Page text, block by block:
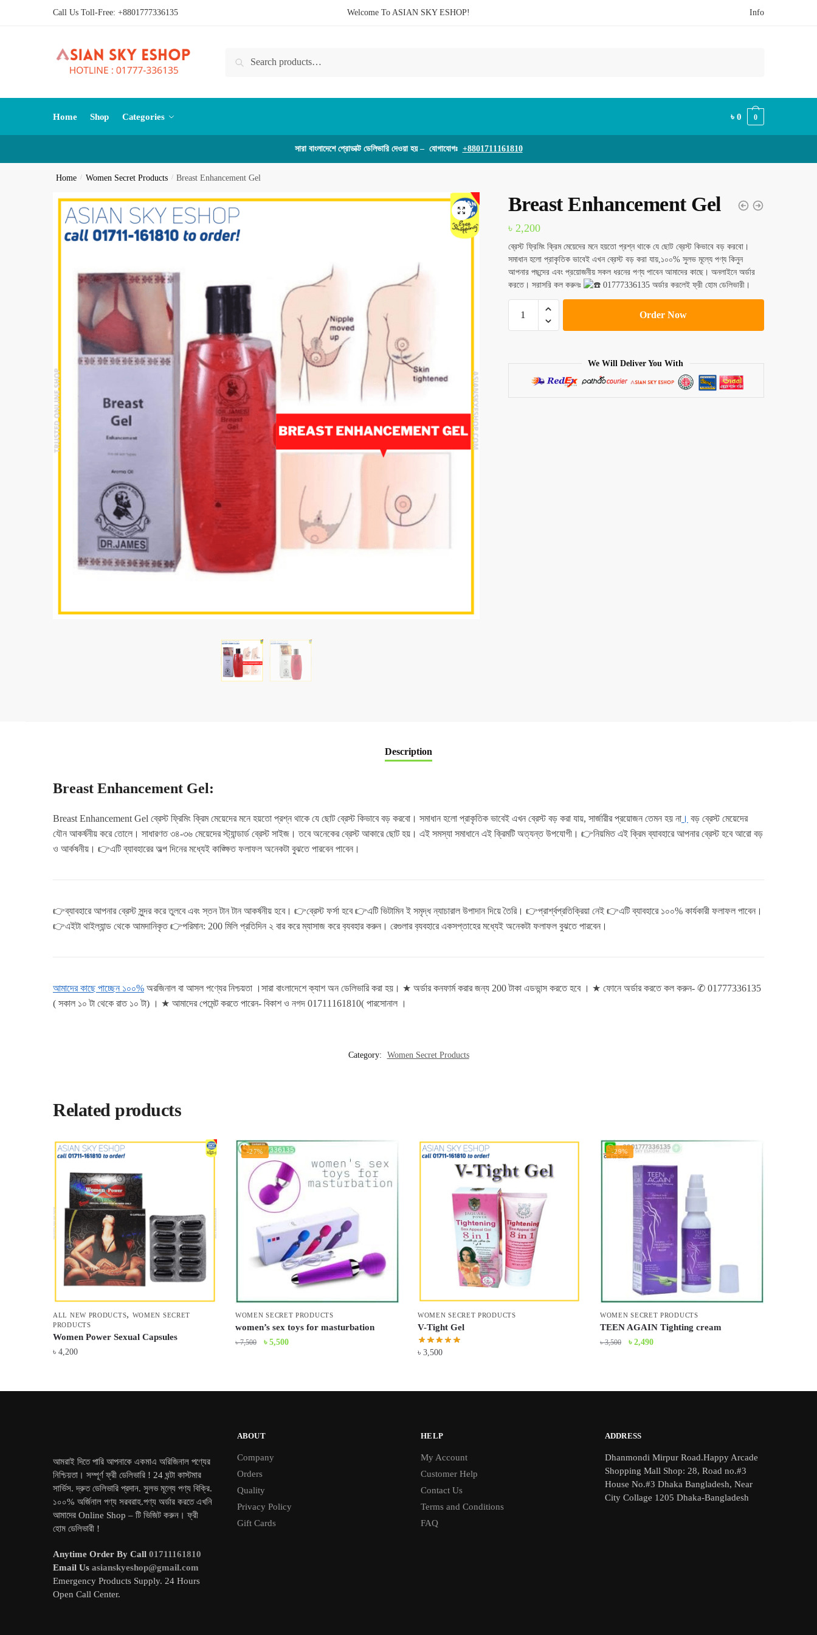
Call Us Toll-Free: +8801777336135 Welcome To ASIAN SKY ESHOP! Info
Search
Home Shop Categories ৳0 0
সারা বাংলাদেশে প্রোডাক্ট ডেলিভারি দেওয়া হয় – যোগাযোগঃ +8801711161810
Home / Women Secret Products / Breast Enhancement Gel
🔍 Breast Enhancement Gel
৳ 2,200
ব্রেস্ট ফ্রিমিং ক্রিম মেয়েদের মনে হয়তো প্রশ্ন থাকে যে ছোট ব্রেস্ট কিভাবে বড় করবো।
সমাধান হলো প্রাকৃতিক ভাবেই এখন ব্রেস্ট বড় করা যায়,১০০% সুলভ মূল্যে পণ্য কিনুন
আপনার পছন্দের এবং প্রয়োজনীয় সকল ধরনের পণ্য পাবেন আমাদের কাছে। অনলাইনে অর্ডার
করতে। সরাসরি কল করুনঃ
01777336135 অর্ডার করলেই ফ্রী হোম ডেলিভারী।
Enhancement
Order Now
We Will Deliver You With
Description
Breast Enhancement Gel:
Breast Enhancement Gel ব্রেস্ট ফ্রিমিং ক্রিম মেয়েদের মনে হয়তো প্রশ্ন থাকে যে ছোট ব্রেস্ট কিভাবে বড় করবো। সমাধান হলো প্রাকৃতিক ভাবেই এখন ব্রেস্ট বড় করা যায়, সার্জারীর প্রয়োজন তেমন হয় না । বড় ব্রেস্ট মেয়েদের
যৌন আকর্ষনীয় করে তোলে। সাধারণত ৩৪-৩৬ মেয়েদের স্ট্যান্ডার্ড ব্রেস্ট সাইজ। তবে অনেকের ব্রেস্ট আকারে ছোট হয়। এই সমস্যা সমাধানে এই ক্রিমটি অত্যন্ত উপযোগী। 👉নিয়মিত এই ক্রিম ব্যাবহারে আপনার ব্রেস্ট হবে আরো বড়
ও আর্কষনীয়। 👉এটি ব্যাবহারের অল্প দিনের মধ্যেই কাঙ্ক্ষিত ফলাফল অনেকটা বুঝতে পারবেন পাবেন।
👉ব্যাবহারে আপনার ব্রেস্ট সুন্দর করে তুলবে এবং স্তন টান টান আকর্ষনীয় হবে। 👉ব্রেস্ট ফর্সা হবে 👉এটি ভিটামিন ই সমৃদ্ধ ন্যাচারাল উপাদান দিয়ে তৈরি। 👉প্রার্শ্বপ্রতিক্রিয়া নেই 👉এটি ব্যাবহারে ১০০% কার্যকারী ফলাফল পাবেন।
👉এইটা থাইল্যান্ড থেকে আমদানিকৃত 👉পরিমান: 200 মিলি প্রতিদিন ২ বার করে ম্যাসাজ করে ব‍্যবহার করুন। রেগুলার ব‍্যবহারে একসপ্তাহের মধ্যেই অনেকটা ফলাফল বুঝতে পারবেন।
আমাদের কাছে পাচ্ছেন ১০০% অরজিনাল বা আসল পণ্যের নিশ্চয়তা ।সারা বাংলাদেশে ক্যাশ অন ডেলিভারি করা হয়। ★ অর্ডার কনফার্ম করার জন্য 200 টাকা এডভান্স করতে হবে । ★ ফোনে অর্ডার করতে কল করুন- ✆ 01777336135
( সকাল ১০ টা থেকে রাত ১০ টা) । ★ আমাদের পেমেন্ট করতে পারেন- বিকাশ ও নগদ 01711161810( পারসোনাল ।
Category: Women Secret Products
Related products
ALL NEW PRODUCTS, WOMEN SECRET
PRODUCTS
Women Power Sexual Capsules
৳4,200
-27%
WOMEN SECRET PRODUCTS
women’s sex toys for masturbation
৳7,500
Original
৳ 5,500Current
WOMEN SECRET PRODUCTS
V-Tight Gel
৳ 3,500
-29%
WOMEN SECRET PRODUCTS
TEEN AGAIN Tighting cream
৳3,500
Original
৳ 2,490Current
আমরাই দিতে পারি আপনাকে একমাএ অরিজিনাল পণ্যের
নিশ্চিয়তা। সম্পূর্ণ ফ্রী ডেলিভারি ! 24 ঘন্টা কাস্টমার
সার্ভিস. দ্রুত ডেলিভারি প্রদান. সুলভ মূল্যে পণ্য বিক্রি.
১০০% অর্জিনাল পণ্য সরবরাহ.পণ্য অর্ডার করতে এখনি
আমাদের Online Shop – টি ভিজিট করুন। ফ্রী
হোম ডেলিভারী !
Anytime Order By Call 01711161810
Email Us asianskyeshop@gmail.com
Emergency Products Supply. 24 Hours
Open Call Center.
ABOUT
Company
Orders
Quality
Privacy Policy
Gift Cards
HELP
My Account
Customer Help
Contact Us
Terms and Conditions
FAQ
ADDRESS
Dhanmondi Mirpur Road.Happy Arcade
Shopping Mall Shop: 28, Road no.#3
House No.#3 Dhaka Bangladesh, Near
City Collage 1205 Dhaka-Bangladesh